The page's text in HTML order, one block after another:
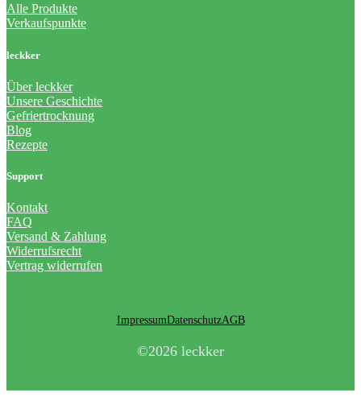
Alle Produkte
Verkaufspunkte
leckker
Über leckker
Unsere Geschichte
Gefriertrocknung
Blog
Rezepte
Support
Kontakt
FAQ
Versand & Zahlung
Widerrufsrecht
Vertrag widerrufen
ImpressumDatenschutzAGB
©2026 leckker